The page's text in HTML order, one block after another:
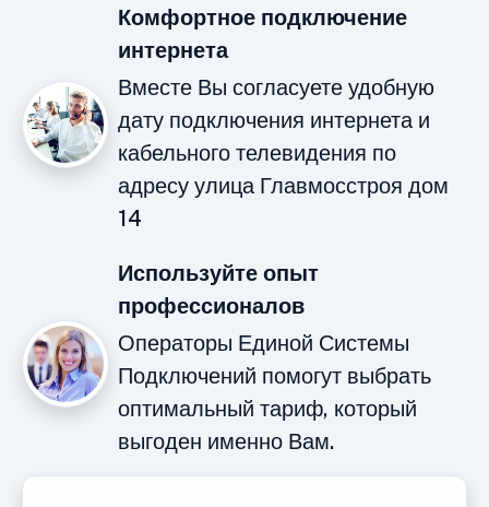
Комфортное подключение
интернета
Вместе Вы согласуете удобную
дату подключения интернета и
кабельного телевидения по
адресу улица Главмосстроя дом
14
Используйте опыт
профессионалов
Операторы Единой Системы
Подключений помогут выбрать
оптимальный тариф, который
выгоден именно Вам.